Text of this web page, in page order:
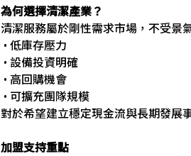
為何選擇清潔產業？
清潔服務屬於剛性需求市場，不受景
• 低庫存壓力
• 設備投資明確
• 高回購機會
• 可擴充團隊規模
對於希望建立穩定現金流與長期發展
加盟支持重點